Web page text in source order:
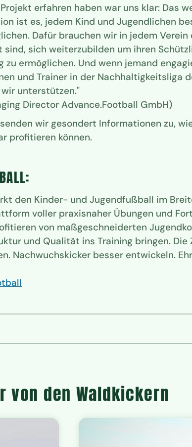
erfahren haben war uns klar: Das
ist es, jedem Kind und Jugendlichen
Dafür brauchen wir in jedem Verein
sich weiterzubilden um ihren
ermöglichen. Und wenn jemand
und Trainer in der Nachhaltigkeitsliga
unterstützen."
Director Advance.Football GmbH)
wir gesondert Informationen zu,
profitieren können.
den Kinder- und Jugendfußball im
voller praxisnaher Übungen und
von maßgeschneiderten
und Qualität ins Training bringen. Die
Nachwuchskicker besser entwickeln.
von den Waldkickern